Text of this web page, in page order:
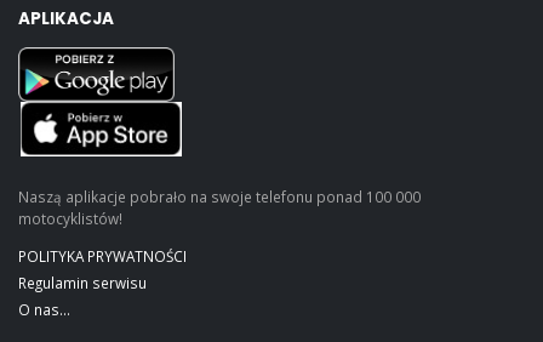
APLIKACJA
Naszą aplikacje pobrało na swoje telefonu ponad 100 000
motocyklistów!
POLITYKA PRYWATNOŚCI
Regulamin serwisu
O nas...